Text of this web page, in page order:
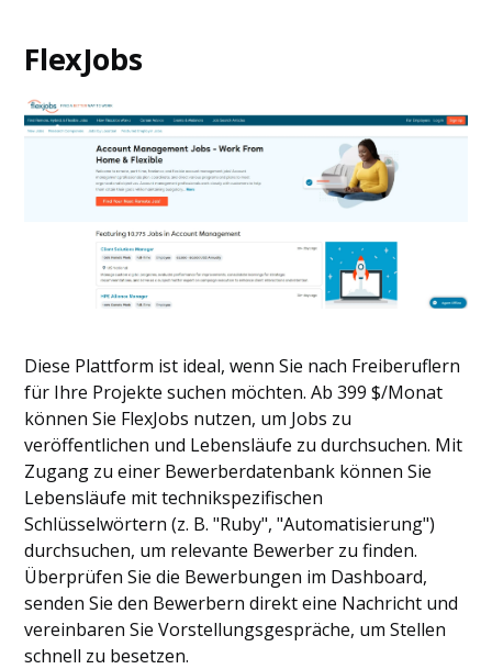
FlexJobs
Diese Plattform ist ideal, wenn Sie nach Freiberuflern
für Ihre Projekte suchen möchten. Ab 399 $/Monat
können Sie FlexJobs nutzen, um Jobs zu
veröffentlichen und Lebensläufe zu durchsuchen. Mit
Zugang zu einer Bewerberdatenbank können Sie
Lebensläufe mit technikspezifischen
Schlüsselwörtern (z. B. "Ruby", "Automatisierung")
durchsuchen, um relevante Bewerber zu finden.
Überprüfen Sie die Bewerbungen im Dashboard,
senden Sie den Bewerbern direkt eine Nachricht und
vereinbaren Sie Vorstellungsgespräche, um Stellen
schnell zu besetzen.